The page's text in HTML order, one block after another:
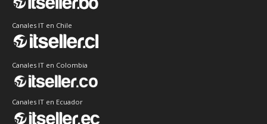
Canales IT en Chile
Canales IT en Colombia
Canales IT en Ecuador